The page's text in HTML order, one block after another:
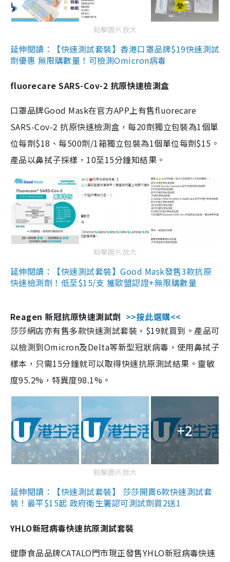
點擊圖片放大
延伸閱讀：【快速測試套裝】香港口罩品牌$19快速測試
劑優惠 無限購數量！可檢測Omicron病毒
fluorecare SARS-Cov-2 抗原快速檢測盒
口罩品牌Good Mask在官方APP上有售fluorecare
SARS-Cov-2 抗原快速檢測盒，每20劑獨立包裝為1個單
位每劑$18、每500劑/1箱獨立包裝為1個單位每劑$15。
產品以鼻拭子採樣，10至15分鐘知結果。
點擊圖片放大
延伸閱讀：【快速測試套裝】Good Mask發售3款抗原
快速檢測劑！低至$15/支 獲歐盟認證+無限購數量
Reagen 新冠抗原快速測試劑 >>按此選購<<
莎莎網店亦有售多款快速測試套裝，$19就買到。產品可
以檢測到Omicron及Delta等新型冠狀病毒，使用鼻拭子
樣本，只需15分鐘就可以取得快速抗原測試結果。靈敏
度95.2%，特異度98.1%。
+2
點擊圖片放大
延伸閱讀：【快速測試套裝】 莎莎開賣6款快速測試套
裝！最平$15起 政府衛生署認可測試劑買2送1
YHLO新冠病毒快速抗原測試套裝
健康食品品牌CATALO門市現正發售YHLO新冠病毒快速